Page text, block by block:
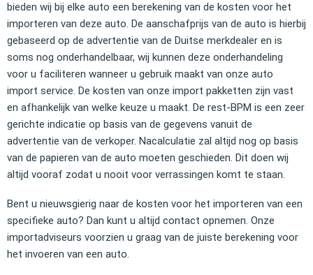
bieden wij bij elke auto een berekening van de kosten voor het
importeren van deze auto. De aanschafprijs van de auto is hierbij
gebaseerd op de advertentie van de Duitse merkdealer en is
soms nog onderhandelbaar, wij kunnen deze onderhandeling
voor u faciliteren wanneer u gebruik maakt van onze auto
import service. De kosten van onze import pakketten zijn vast
en afhankelijk van welke keuze u maakt. De rest-BPM is een zeer
gerichte indicatie op basis van de gegevens vanuit de
advertentie van de verkoper. Nacalculatie zal altijd nog op basis
van de papieren van de auto moeten geschieden. Dit doen wij
altijd vooraf zodat u nooit voor verrassingen komt te staan.
Bent u nieuwsgierig naar de kosten voor het importeren van een
specifieke auto? Dan kunt u altijd contact opnemen. Onze
importadviseurs voorzien u graag van de juiste berekening voor
het invoeren van een auto.